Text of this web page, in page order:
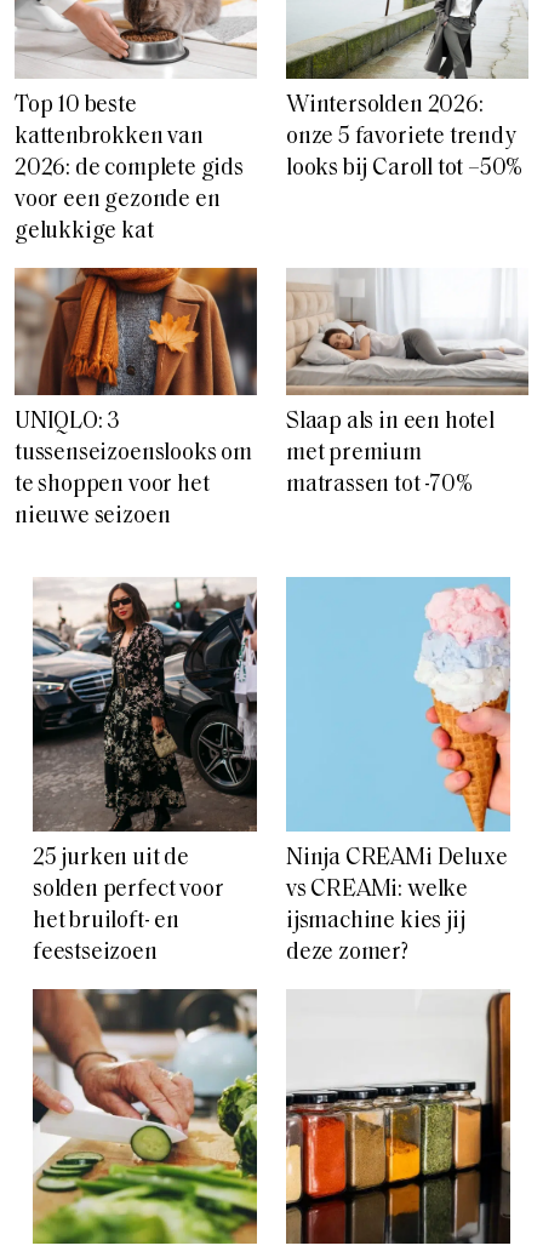
Top 10 beste
kattenbrokken van
2026: de complete gids
voor een gezonde en
gelukkige kat
Wintersolden 2026:
onze 5 favoriete trendy
looks bij Caroll tot –50%
UNIQLO: 3
tussenseizoenslooks om
te shoppen voor het
nieuwe seizoen
Slaap als in een hotel
met premium
matrassen tot -70%
25 jurken uit de
solden perfect voor
het bruiloft- en
feestseizoen
Ninja CREAMi Deluxe
vs CREAMi: welke
ijsmachine kies jij
deze zomer?